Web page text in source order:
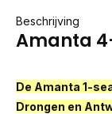
Beschrijving
Amanta
De Amanta 1-
Drongen en